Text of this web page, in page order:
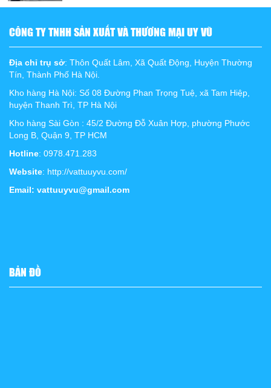
CÔNG TY TNHH SẢN XUẤT VÀ THƯƠNG MẠI UY VŨ
Địa chỉ trụ sở: Thôn Quất Lâm, Xã Quất Động, Huyện Thường
Tín, Thành Phố Hà Nội.
Kho hàng Hà Nội: Số 08 Đường Phan Trọng Tuệ, xã Tam Hiệp,
huyện Thanh Trì, TP Hà Nội
Kho hàng Sài Gòn : 45/2 Đường Đỗ Xuân Hợp, phường Phước
Long B, Quận 9, TP HCM
Hotline: 0978.471.283
Website: http://vattuuyvu.com/
Email: vattuuyvu@gmail.com
BẢN ĐỒ